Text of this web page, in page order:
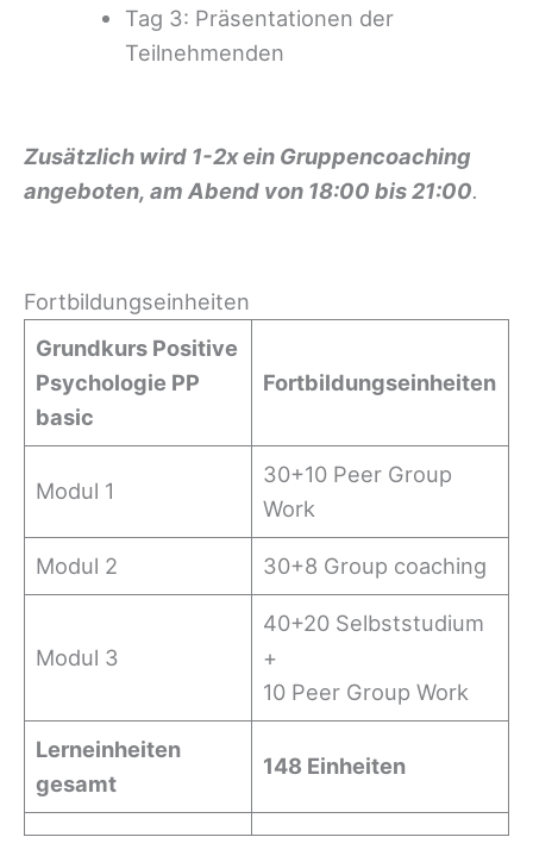
Tag 3: Präsentationen der
Teilnehmenden
Zusätzlich wird 1-2x ein Gruppencoaching
angeboten, am Abend von 18:00 bis 21:00.
Fortbildungseinheiten
Grundkurs Positive
Psychologie PP
basic
Fortbildungseinheiten
Modul 1
30+10 Peer Group
Work
Modul 2 30+8 Group coaching
Modul 3
40+20 Selbststudium
+
10 Peer Group Work
Lerneinheiten
gesamt
148 Einheiten